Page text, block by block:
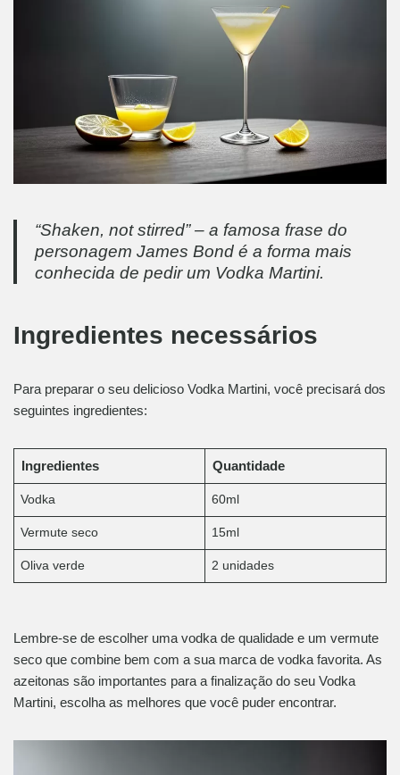
“Shaken, not stirred” – a famosa frase do
personagem James Bond é a forma mais
conhecida de pedir um Vodka Martini.
Ingredientes necessários
Para preparar o seu delicioso Vodka Martini, você precisará dos
seguintes ingredientes:
Ingredientes Quantidade
Vodka 60ml
Vermute seco 15ml
Oliva verde 2 unidades
Lembre-se de escolher uma vodka de qualidade e um vermute
seco que combine bem com a sua marca de vodka favorita. As
azeitonas são importantes para a finalização do seu Vodka
Martini, escolha as melhores que você puder encontrar.